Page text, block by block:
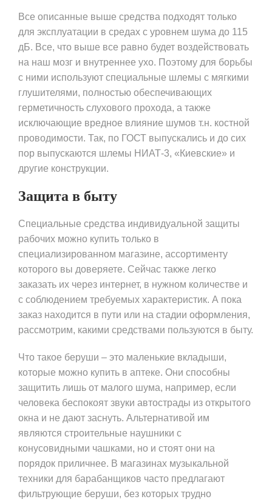
Все описанные выше средства подходят только
для эксплуатации в средах с уровнем шума до 115
дБ. Все, что выше все равно будет воздействовать
на наш мозг и внутреннее ухо. Поэтому для борьбы
с ними используют специальные шлемы с мягкими
глушителями, полностью обеспечивающих
герметичность слухового прохода, а также
исключающие вредное влияние шумов т.н. костной
проводимости. Так, по ГОСТ выпускались и до сих
пор выпускаются шлемы НИАТ-3, «Киевские» и
другие конструкции.
Защита в быту
Специальные средства индивидуальной защиты
рабочих можно купить только в
специализированном магазине, ассортименту
которого вы доверяете. Сейчас также легко
заказать их через интернет, в нужном количестве и
с соблюдением требуемых характеристик. А пока
заказ находится в пути или на стадии оформления,
рассмотрим, какими средствами пользуются в быту.
Что такое беруши – это маленькие вкладыши,
которые можно купить в аптеке. Они способны
защитить лишь от малого шума, например, если
человека беспокоят звуки автострады из открытого
окна и не дают заснуть. Альтернативой им
являются строительные наушники с
конусовидными чашками, но и стоят они на
порядок приличнее. В магазинах музыкальной
техники для барабанщиков часто предлагают
фильтрующие беруши, без которых трудно